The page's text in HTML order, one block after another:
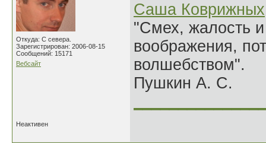
Откуда: С севера.
Зарегистрирован: 2006-08-15
Сообщений: 15171
Вебсайт
Саша Коврижных
"Смех, жалость
воображения,
волшебством".
Пушкин А. С.
Неактивен